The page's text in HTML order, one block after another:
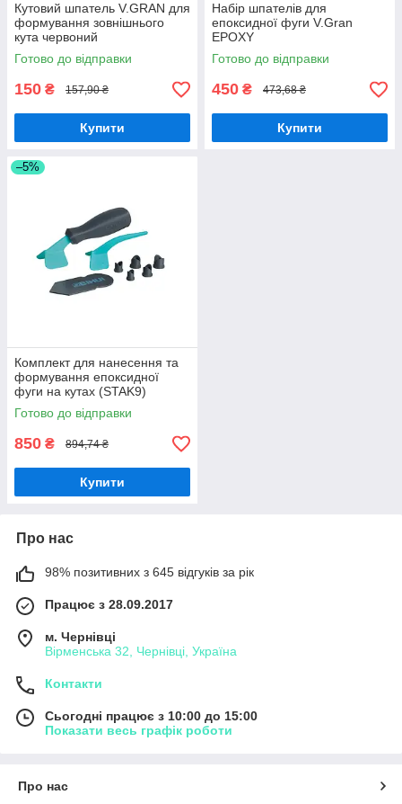
Кутовий шпатель V.GRAN для
формування зовнішнього
кута червоний
Готово до відправки
150 ₴ 157,90 ₴
Купити
Набір шпателів для
епоксидної фуги V.Gran
EPOXY
Готово до відправки
450 ₴ 473,68 ₴
Купити
–5%
Комплект для нанесення та
формування епоксидної
фуги на кутах (STAK9)
Готово до відправки
850 ₴ 894,74 ₴
Купити
Про нас
98% позитивних з 645 відгуків за рік
Працює з 28.09.2017
м. Чернівці
Вірменська 32, Чернівці, Україна
Контакти
Сьогодні працює з 10:00 до 15:00
Показати весь графік роботи
Про нас